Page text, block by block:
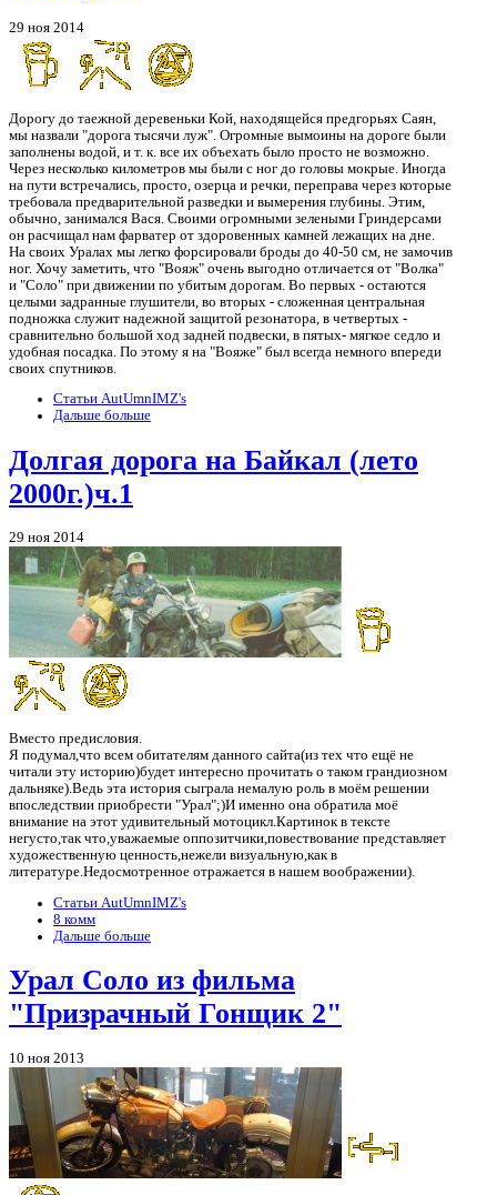
29 ноя 2014
Дорогу до таежной деревеньки Кой, находящейся предгорьях Саян,
мы назвали "дорога тысячи луж". Огромные вымоины на дороге были
заполнены водой, и т. к. все их объехать было просто не возможно.
Через несколько километров мы были с ног до головы мокрые. Иногда
на пути встречались, просто, озерца и речки, переправа через которые
требовала предварительной разведки и вымерения глубины. Этим,
обычно, занимался Вася. Своими огромными зелеными Гриндерсами
он расчищал нам фарватер от здоровенных камней лежащих на дне.
На своих Уралах мы легко форсировали броды до 40-50 см, не замочив
ног. Хочу заметить, что "Вояж" очень выгодно отличается от "Волка"
и "Соло" при движении по убитым дорогам. Во первых - остаются
целыми задранные глушители, во вторых - сложенная центральная
подножка служит надежной защитой резонатора, в четвертых -
сравнительно большой ход задней подвески, в пятых- мягкое седло и
удобная посадка. По этому я на "Вояже" был всегда немного впереди
своих спутников.
Статьи AutUmnIMZ's
Дальше больше
Долгая дорога на Байкал (лето
2000г.)ч.1
29 ноя 2014
Вместо предисловия.
Я подумал,что всем обитателям данного сайта(из тех что ещё не
читали эту историю)будет интересно прочитать о таком грандиозном
дальняке).Ведь эта история сыграла немалую роль в моём решении
впоследствии приобрести "Урал";)И именно она обратила моё
внимание на этот удивительный мотоцикл.Картинок в тексте
негусто,так что,уважаемые оппозитчики,повествование представляет
художественную ценность,нежели визуальную,как в
литературе.Недосмотренное отражается в нашем воображении).
Статьи AutUmnIMZ's
8 комм
Дальше больше
Урал Соло из фильма
"Призрачный Гонщик 2"
10 ноя 2013